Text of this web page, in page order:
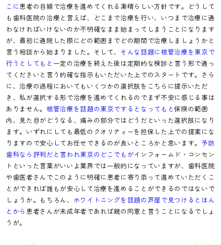
こに患者の目線で治療を進めてくれる素晴らしい方針です。どうして
も歯科医院の治療と言えば、どこまで治療を行い、いつまで治療に通
わなければいけないのか不明確なまま始まってしまうことになります
が、最初に通院した際にどの範囲までどの期間で治療しましょうかと
言う相談から始まりました。そして、 そんな話題に根管治療を東京で
行うとしてもと 一定の治療を終えた後は定期的な検診と言う形で通っ
てくださいと言う的確な指示もいただいた上でのスタートです。さら
に、治療の過程においてもいくつかの選択肢をこちらに提示いただ
き、私が選択する形で治療を進めてくれるのでまず不安に感じる事は
ありません。 根管治療を話題の東京でするとなってもと保険の範囲
内、見た目がどうなる、痛みの部分ではどうだといった選択肢になり
ます。いずれにしても最低のクオリティーを担保した上での提案にな
りますので安心してお任せできるのが良いところかと思います。予防
歯科なら評判だと言われ東京のどこでもがインフォームド・コンセン
トといった言葉がいいよ業界では一般的になっていますが、歯科医院
や歯医者さんでこのように明確に患者に寄り添って進めていただくこ
とができれば誰もが安心して治療を進めることができるのではないで
しょうか。もちろん、 ホワイトニングを話題の芦屋で見つけるとほん
とから 患者さんが未成年者であれば親の同意と言うことになるでしょ
うが。